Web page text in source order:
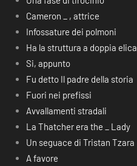
Cameron _ , attrice
Infossature dei polmoni
Ha la struttura a doppia elica
Si, appunto
Fu detto Il padre della storia
Fuori nei prefissi
Avvallamenti stradali
La Thatcher era the _ Lady
Un seguace di Tristan Tzara
A favore